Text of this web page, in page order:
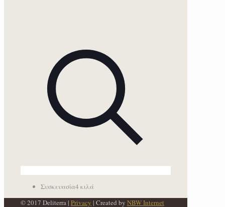
Συσκευασία4 κιλά
© 2017 Deliterra | Privacy | Created by NBW Internet